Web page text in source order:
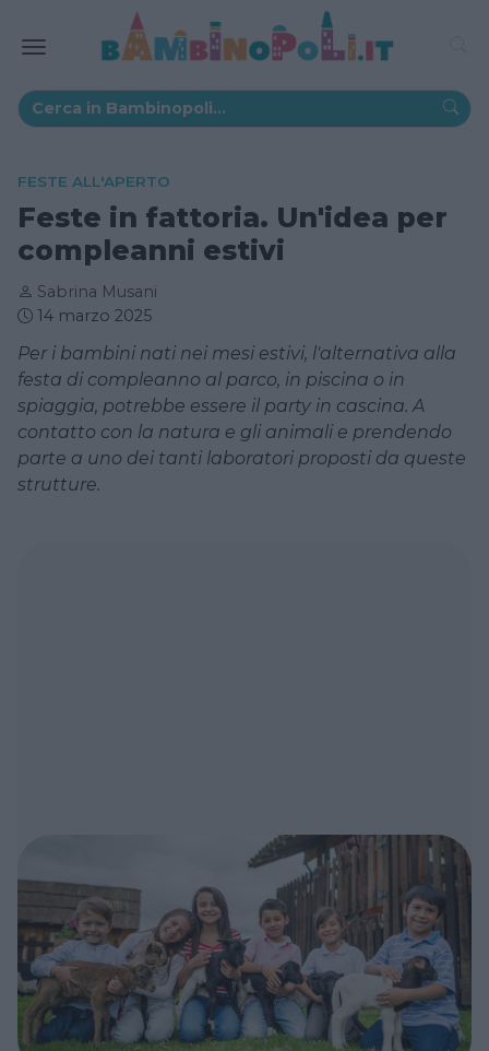
FESTE ALL'APERTO
Feste in fattoria. Un'idea per
compleanni estivi
Sabrina Musani
14 marzo 2025
Per i bambini nati nei mesi estivi, l'alternativa alla
festa di compleanno al parco, in piscina o in
spiaggia, potrebbe essere il party in cascina. A
contatto con la natura e gli animali e prendendo
parte a uno dei tanti laboratori proposti da queste
strutture.